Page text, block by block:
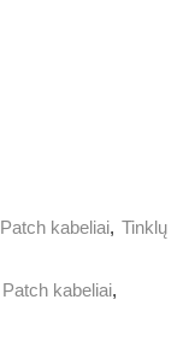
Patch kabeliai, Tinklų
Patch kabeliai,